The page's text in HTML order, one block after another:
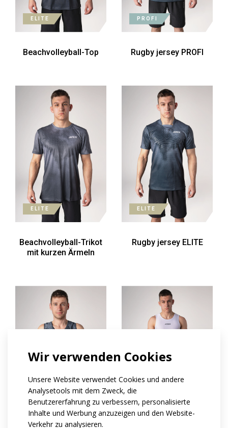
Wir verwenden Cookies
Unsere Website verwendet Cookies und andere
Analysetools mit dem Zweck, die
Benutzererfahrung zu verbessern, personalisierte
Inhalte und Werbung anzuzeigen und den Website-
Verkehr zu analysieren.
ELITE
Beachvolleyball-Top
PROFI
Rugby jersey PROFI
ELITE
Beachvolleyball-Trikot
mit kurzen Ärmeln
ELITE
Rugby jersey ELITE
ELITE ELITE